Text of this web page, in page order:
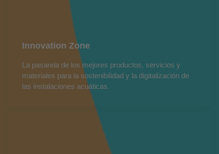
Innovation Zone
La pasarela de los mejores productos, servicios y
materiales para la sostenibilidad y la digitalización de
las instalaciones acuáticas.